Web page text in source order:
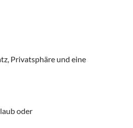
Privatsphäre und eine
oder